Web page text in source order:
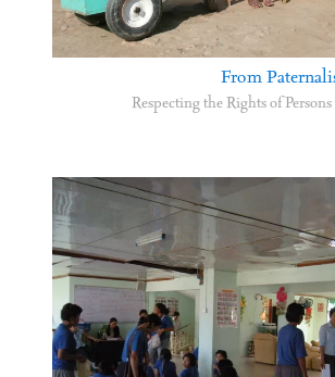
From
Respecting the Rights of